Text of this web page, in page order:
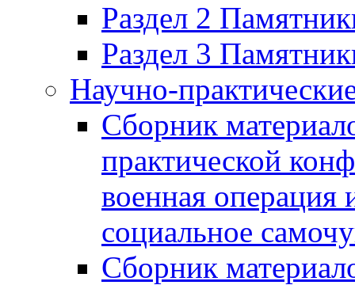
Раздел 2
Раздел 3
Научно-
Сборник
практической
военная операция
социальное
Сборник